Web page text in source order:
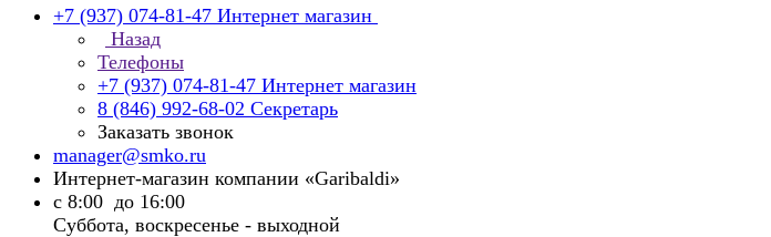
+7 (937) 074-81-47 Интернет магазин
Назад
Телефоны
+7 (937) 074-81-47 Интернет магазин
8 (846) 992-68-02 Секретарь
Заказать звонок
manager@smko.ru
Интернет-магазин компании «Garibaldi»
с 8:00 до 16:00
Суббота, воскресенье - выходной